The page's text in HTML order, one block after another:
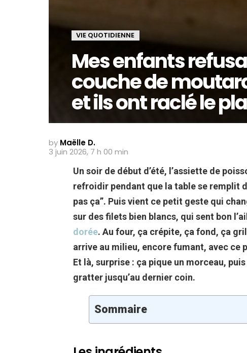
VIE QUOTIDIENNE
Mes enfants
couche de
et ils ont raclé le
by Maëlle D.
3 juin 2026, 7 h 00 min
Un soir de début d’été, l’assiette de
refroidir pendant que la table se remplit
pas ça”. Puis vient ce petit geste qui
sur des filets bien blancs, qui sent bon
dorée. Au four, ça crépite, ça fond, ça
arrive au milieu, encore fumant, avec ce
Et là, surprise : ça pique un morceau,
gratter jusqu’au dernier coin.
Sommaire